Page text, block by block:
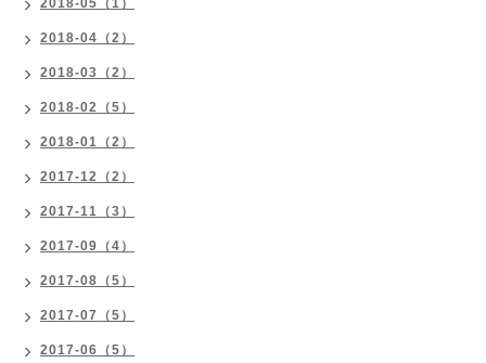
2018-05（1）
2018-04（2）
2018-03（2）
2018-02（5）
2018-01（2）
2017-12（2）
2017-11（3）
2017-09（4）
2017-08（5）
2017-07（5）
2017-06（5）